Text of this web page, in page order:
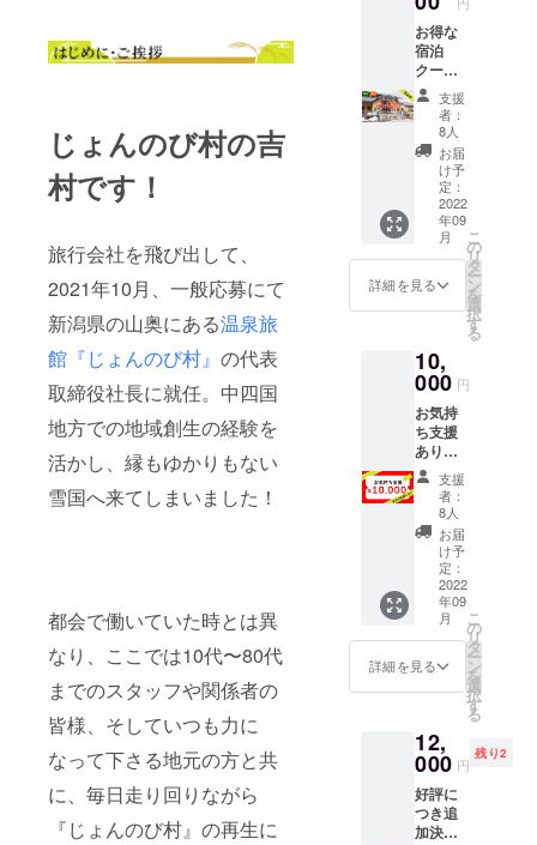
じょんのび村の吉
村です！
旅行会社を飛び出して、
2021年10月、一般応募にて
新潟県の山奥にある温泉旅
館『じょんのび村』 の代表
取締役社長に就任。中四国
地方での地域創生の経験を
活かし、縁もゆかりもない
雪国へ来てしまいました！
都会で働いていた時とは異
なり、ここでは10代〜80代
までのスタッフや関係者の
皆様、そしていつも力に
なって下さる地元の方と共
に、毎日走り回りながら
『じょんのび村』の再生に
造する手作
り工房百菜
館や、地元
の特産品や
自社製手作
り商品など
を扱うじょ
んのび横丁
がありま
も自然王国
が隣接して
おり、ご家
族連れのお
客様も自然
の中で思
いっきりお
楽しみ頂け
お得な
宿泊
クーポ
ンで
す。お
一人様
5,000円
にて一
泊二日
のご宿
泊を承
りま
す。 ◆
期間：
2022年
9月～
3月（平
日限
定） ◆
条件：
2-3名様
一室利
用時 ◆
予約方
法：お
電話に
て承り
ます。
十日町
からの
送迎を
ご希望
の場合
談下さ
い。お
食事も
ご希望
の場合
は追加
支援
者：
8人
お届
け予
定：
2022
年09
月
詳細を見る
こ
の
リ
タ
ー
ン
を
選
択
す
る
10,
000 円
お気持
ち支援
ありが
とうご
ざいま
す！必
ず銀兵
衛を復
活すべ
く頑張
りま
す。復
活の暁
にはお
礼の
メッ
をお送
りさせ
て頂き
ます。
支援
者：
8人
お届
け予
定：
2022
年09
月
詳細を見る
こ
の
リ
タ
ー
ン
を
選
択
す
る
12,
000 円
残り2
好評に
つき追
加決